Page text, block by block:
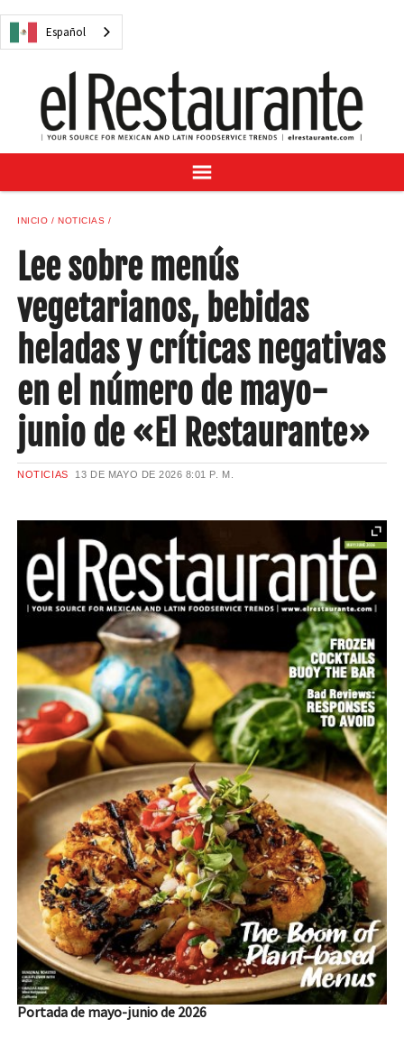
Español
NOTICIAS
RECETAS
GUÍA DEL COMPRADOR
SUSCRÍBASE A
CENTRO DE MUESTRAS
Español
INICIO NOTICIAS
Lee sobre menús
vegetarianos, bebidas
heladas y críticas negativas
en el número de mayo-
junio de «El Restaurante»
NOTICIAS 13 DE MAYO DE 2026 8:01 P. M.
Portada de mayo-junio de 2026